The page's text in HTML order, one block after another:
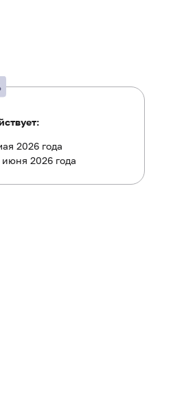
2026 года
июня 2026 года